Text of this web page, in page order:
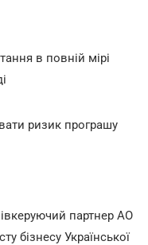
в повній мірі
ризик програшу
партнер АО
бізнесу Української